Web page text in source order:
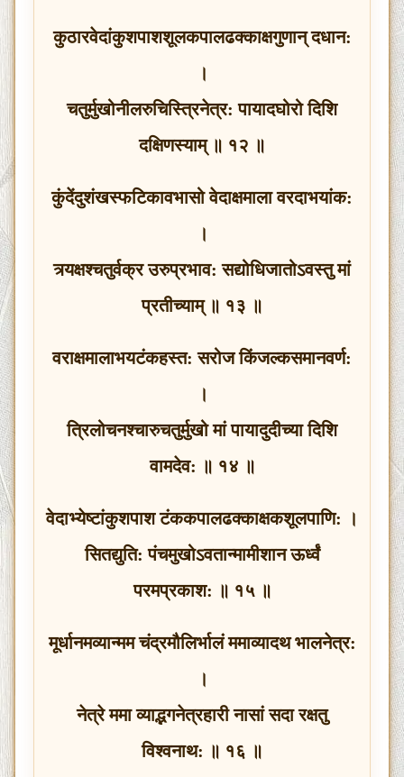
कुठारवेदांकुशपाशशूलकपालढक्काक्षगुणान् दधान:
।
चतुर्मुखोनीलरुचिस्त्रिनेत्र: पायादघोरो दिशि
दक्षिणस्याम् ॥ १२ ॥
कुंदेंदुशंखस्फटिकावभासो वेदाक्षमाला वरदाभयांक:
।
त्र्यक्षश्‍चतुर्वक्र उरुप्रभाव: सद्योधिजातोऽवस्तु मां
प्रतीच्याम् ॥ १३ ॥
वराक्षमालाभयटंकहस्त: सरोज किंजल्कसमानवर्ण:
।
त्रिलोचनश्‍चारुचतुर्मुखो मां पायादुदीच्या दिशि
वामदेव: ॥ १४ ॥
वेदाभ्येष्टांकुशपाश टंककपालढक्काक्षकशूलपाणि: ।
सितद्युति: पंचमुखोऽवतान्मामीशान ऊर्ध्वं
परमप्रकाश: ॥ १५ ॥
मूर्धानमव्यान्मम चंद्रमौलिर्भालं ममाव्यादथ भालनेत्र:
।
नेत्रे ममा व्याद्भगनेत्रहारी नासां सदा रक्षतु
विश्‍वनाथ: ॥ १६ ॥